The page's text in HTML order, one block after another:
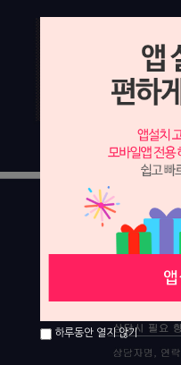
하루동안 열지 않기